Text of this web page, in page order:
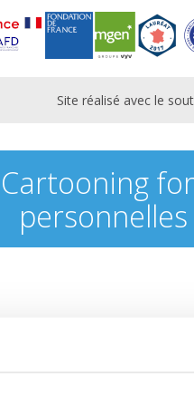
Site réalisé avec le
personnelles